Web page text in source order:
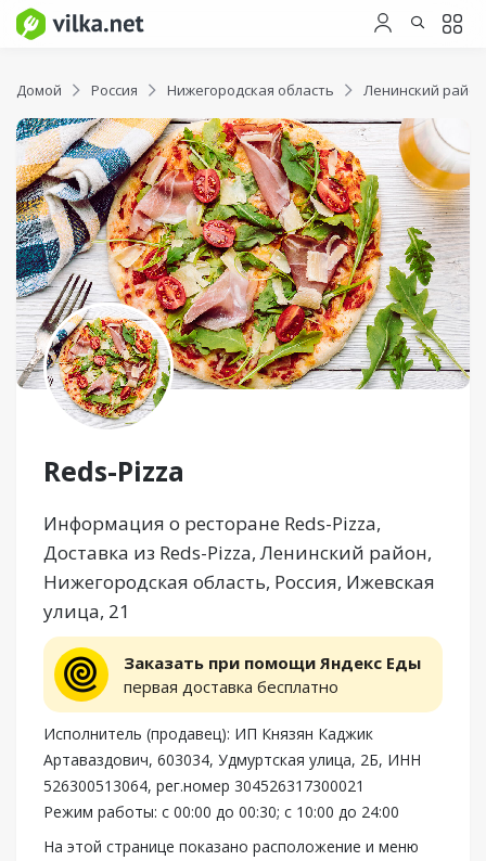
Домой Россия Нижегородская область Ленинский район
Reds-Pizza
Информация о ресторане Reds-Pizza,
Доставка из Reds-Pizza, Ленинский район,
Нижегородская область, Россия, Ижевская
улица, 21
Заказать при помощи Яндекс Еды
первая доставка бесплатно
Исполнитель (продавец): ИП Князян Каджик
Артаваздович, 603034, Удмуртская улица, 2Б, ИНН
526300513064, рег.номер 304526317300021
Режим работы: с 00:00 до 00:30; с 10:00 до 24:00
На этой странице показано расположение и меню